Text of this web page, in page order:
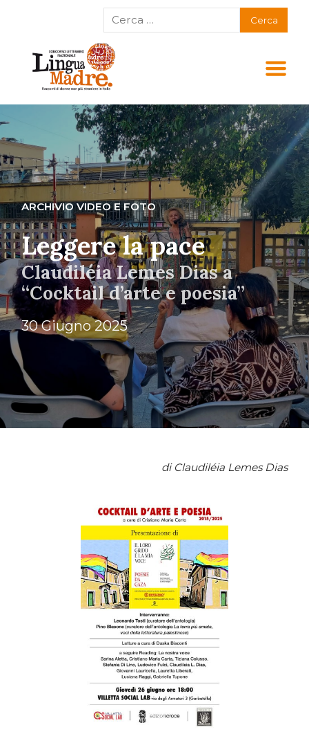
ARCHIVIO VIDEO E FOTO
Leggere la pace
Claudiléia Lemes Dias a
“Cocktail d’arte e poesia”
30 Giugno 2025
di Claudiléia Lemes Dias